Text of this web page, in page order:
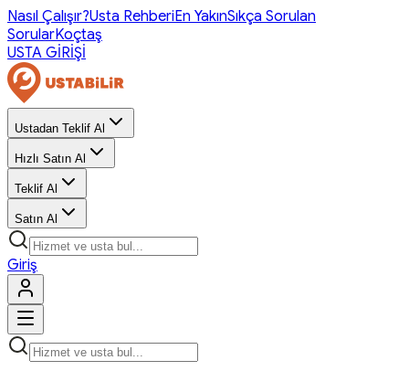
Nasıl Çalışır?Usta RehberiEn YakınSıkça Sorulan
SorularKoçtaş
USTA GİRİŞİ
Ustadan Teklif Al
Hızlı Satın Al
Teklif Al
Satın Al
Giriş